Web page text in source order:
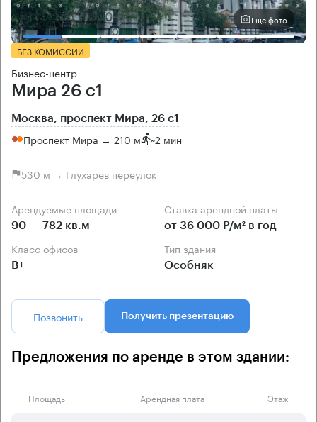
Еще фото
БЕЗ КОМИССИИ
Бизнес-центр
Мира 26 с1
Москва, проспект Мира, 26 с1
Проспект Мира → 210 м ~2 мин
530 м → Глухарев переулок
Арендуемые площади
90 — 782 кв.м
Ставка арендной платы
от 36 000 Р/м² в год
Класс офисов
B+
Тип здания
Особняк
Позвонить Получить презентацию
Предложения по аренде в этом здании:
Площадь Арендная плата Этаж